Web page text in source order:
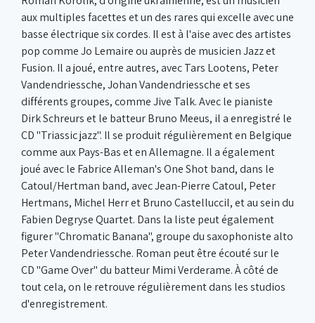
aux multiples facettes et un des rares qui excelle avec une
basse électrique six cordes. Il est à l'aise avec des artistes
pop comme Jo Lemaire ou auprès de musicien Jazz et
Fusion. Il a joué, entre autres, avec Tars Lootens, Peter
Vandendriessche, Johan Vandendriessche et ses
différents groupes, comme Jive Talk. Avec le pianiste
Dirk Schreurs et le batteur Bruno Meeus, il a enregistré le
CD "Triassic jazz". Il se produit régulièrement en Belgique
comme aux Pays-Bas et en Allemagne. Il a également
joué avec le Fabrice Alleman's One Shot band, dans le
Catoul/Hertman band, avec Jean-Pierre Catoul, Peter
Hertmans, Michel Herr et Bruno Castelluccil, et au sein du
Fabien Degryse Quartet. Dans la liste peut également
figurer "Chromatic Banana", groupe du saxophoniste alto
Peter Vandendriessche. Roman peut être écouté sur le
CD "Game Over" du batteur Mimi Verderame. À côté de
tout cela, on le retrouve régulièrement dans les studios
d'enregistrement.